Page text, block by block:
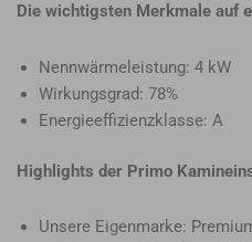
Die wichtigsten Merkmale auf
Nennwärmeleistung: 4 kW
Wirkungsgrad: 78%
Energieeffizienzklasse: A
Highlights der Primo
Unsere Eigenmarke: